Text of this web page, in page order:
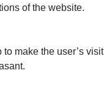
of the website.
make the user’s visit